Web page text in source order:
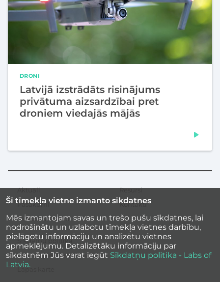
DRONI
Latvijā izstrādāts risinājums
privātuma aizsardzībai pret
droniem viedajās mājās
Šī tīmekļa vietne izmanto sīkdatnes
Mēs izmantojam savas un trešo pušu sīkdatnes, lai
nodrošinātu un uzlabotu tīmekļa vietnes darbību,
pielāgotu informāciju un analizētu vietnes
apmeklējumu. Detalizētāku informāciju par
sīkdatnēm Jūs varat iegūt Sīkdatņu politika - Labs of
Latvia.
Sekundārā
izvēlne
Aktuāli
Pasākumi
Iedvesmas stāsti
Resursi
Kontakti
Sīkdatņu politika
Vietnes piekļūstamība
Lapas karte